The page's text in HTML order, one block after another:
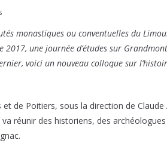
monastiques ou conventuelles du
une journée d’études sur
voici un nouveau colloque sur
de Poitiers, sous la direction de
réunir des historiens, des